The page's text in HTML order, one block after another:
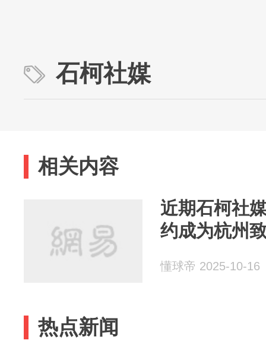
石柯社媒
相关内容
近期石柯社
约成为杭州
懂球帝 2025-10-16
热点新闻